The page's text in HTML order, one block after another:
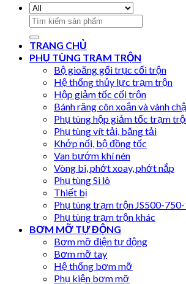
Search
for:
TRANG CHỦ
PHỤ TÙNG TRẠM TRỘN
Bộ gioăng gối trục cối trộn
Hệ thống thủy lực trạm trộn
Hộp giảm tốc cối trộn
Bánh răng côn xoắn và vành
Phụ tùng hộp giảm tốc trạm
Phụ tùng vít tải, băng tải
Khớp nối, bộ đồng tốc
Van bướm khí nén
Vòng bi, phớt xoay, phớt nắp
Phụ tùng Si lô
Thiết bị
Phụ tùng trạm trộn JS500-
Phụ tùng trạm trộn khác
BƠM MỠ TỰ ĐỘNG
Bơm mỡ điện tự động
Bơm mỡ tay
Hệ thống bơm mỡ
Phụ kiện bơm mỡ